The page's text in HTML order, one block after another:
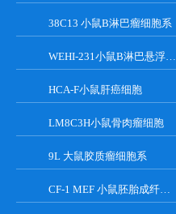
38C13 小鼠B淋巴瘤细胞系
WEHI-231小鼠B淋巴悬浮细胞系
HCA-F小鼠肝癌细胞
LM8C3H小鼠骨肉瘤细胞
9L 大鼠胶质瘤细胞系
CF-1 MEF 小鼠胚胎成纤维细胞系